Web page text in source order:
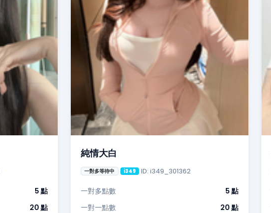
5 點
20 點
純情大白
一對多等待中 i349 ID: i349_301362
一對多點數
5 點
一對一點數
20 點